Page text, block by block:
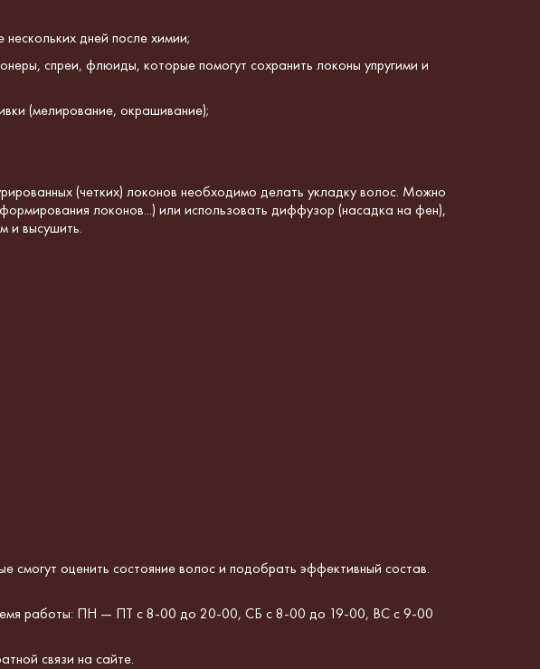
дней после химии;
спреи, флюиды, которые помогут сохранить локоны упругими и
(мелирование, окрашивание);
(четких) локонов необходимо делать укладку волос. Можно
локонов...) или использовать диффузор (насадка на фен),
и высушить.
смогут оценить состояние волос и подобрать эффективный состав.
работы: ПН — ПТ с 8-00 до 20-00, СБ с 8-00 до 19-00, ВС с 9-00
связи на сайте.